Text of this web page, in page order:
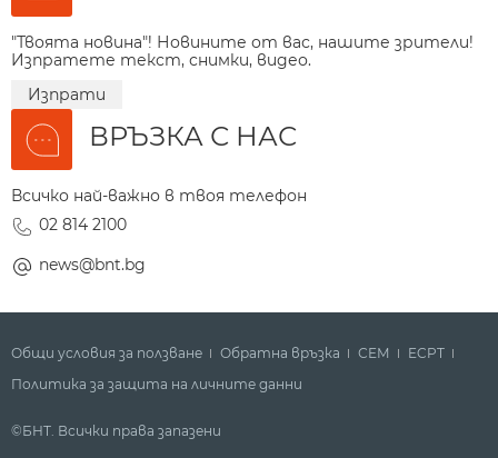
"Твоята новина"! Новините от вас, нашите зрители!
Изпратете текст, снимки, видео.
Изпрати
ВРЪЗКА С НАС
Всичко най-важно в твоя телефон
02 814 2100
news@bnt.bg
Общи условия за ползване Обратна връзка СЕМ
ECPT
Политика за защита на личните данни
©БНТ. Всички права запазени